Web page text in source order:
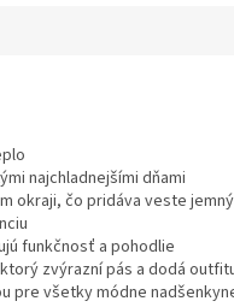
najchladnejšími dňami
okraji, čo pridáva veste
funkčnosť a pohodlie
zvýrazní pás a dodá
všetky módne